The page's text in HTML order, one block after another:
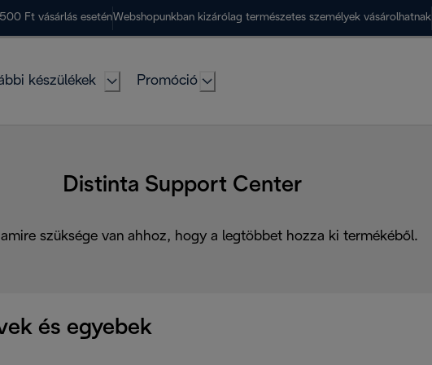
Ft vásárlás eseténWebshopunkban kizárólag természetes személyek vásárolhatnak
készülékek Promóció
Distinta Support Center
szüksége van ahhoz, hogy a legtöbbet hozza ki termékéből.
és egyebek